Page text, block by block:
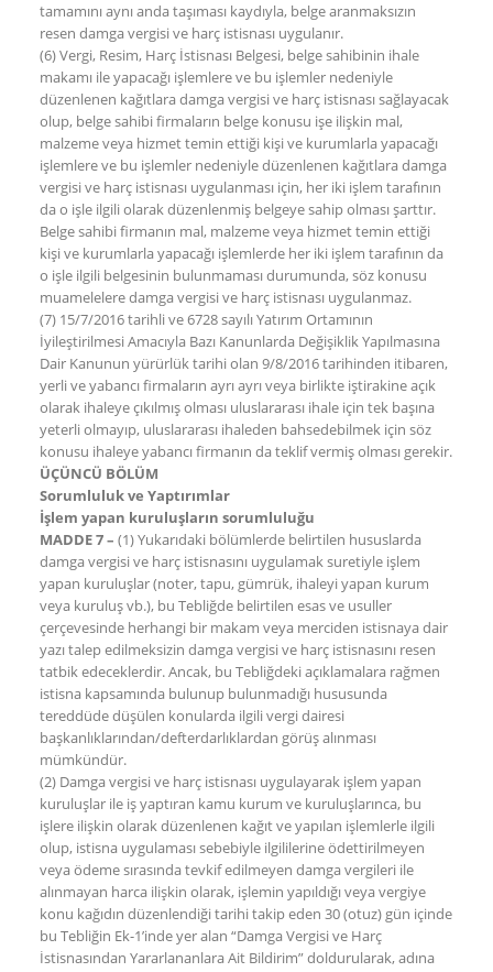
tamamını aynı anda taşıması kaydıyla, belge aranmaksızın
resen damga vergisi ve harç istisnası uygulanır.
(6) Vergi, Resim, Harç İstisnası Belgesi, belge sahibinin ihale
makamı ile yapacağı işlemlere ve bu işlemler nedeniyle
düzenlenen kağıtlara damga vergisi ve harç istisnası sağlayacak
olup, belge sahibi firmaların belge konusu işe ilişkin mal,
malzeme veya hizmet temin ettiği kişi ve kurumlarla yapacağı
işlemlere ve bu işlemler nedeniyle düzenlenen kağıtlara damga
vergisi ve harç istisnası uygulanması için, her iki işlem tarafının
da o işle ilgili olarak düzenlenmiş belgeye sahip olması şarttır.
Belge sahibi firmanın mal, malzeme veya hizmet temin ettiği
kişi ve kurumlarla yapacağı işlemlerde her iki işlem tarafının da
o işle ilgili belgesinin bulunmaması durumunda, söz konusu
muamelelere damga vergisi ve harç istisnası uygulanmaz.
(7) 15/7/2016 tarihli ve 6728 sayılı Yatırım Ortamının
İyileştirilmesi Amacıyla Bazı Kanunlarda Değişiklik Yapılmasına
Dair Kanunun yürürlük tarihi olan 9/8/2016 tarihinden itibaren,
yerli ve yabancı firmaların ayrı ayrı veya birlikte iştirakine açık
olarak ihaleye çıkılmış olması uluslararası ihale için tek başına
yeterli olmayıp, uluslararası ihaleden bahsedebilmek için söz
konusu ihaleye yabancı firmanın da teklif vermiş olması gerekir.
ÜÇÜNCÜ BÖLÜM
Sorumluluk ve Yaptırımlar
İşlem yapan kuruluşların sorumluluğu
MADDE 7 – (1) Yukarıdaki bölümlerde belirtilen hususlarda
damga vergisi ve harç istisnasını uygulamak suretiyle işlem
yapan kuruluşlar (noter, tapu, gümrük, ihaleyi yapan kurum
veya kuruluş vb.), bu Tebliğde belirtilen esas ve usuller
çerçevesinde herhangi bir makam veya merciden istisnaya dair
yazı talep edilmeksizin damga vergisi ve harç istisnasını resen
tatbik edeceklerdir. Ancak, bu Tebliğdeki açıklamalara rağmen
istisna kapsamında bulunup bulunmadığı hususunda
tereddüde düşülen konularda ilgili vergi dairesi
başkanlıklarından/defterdarlıklardan görüş alınması
mümkündür.
(2) Damga vergisi ve harç istisnası uygulayarak işlem yapan
kuruluşlar ile iş yaptıran kamu kurum ve kuruluşlarınca, bu
işlere ilişkin olarak düzenlenen kağıt ve yapılan işlemlerle ilgili
olup, istisna uygulaması sebebiyle ilgililerine ödettirilmeyen
veya ödeme sırasında tevkif edilmeyen damga vergileri ile
alınmayan harca ilişkin olarak, işlemin yapıldığı veya vergiye
konu kağıdın düzenlendiği tarihi takip eden 30 (otuz) gün içinde
bu Tebliğin Ek-1’inde yer alan “Damga Vergisi ve Harç
İstisnasından Yararlananlara Ait Bildirim” doldurularak, adına